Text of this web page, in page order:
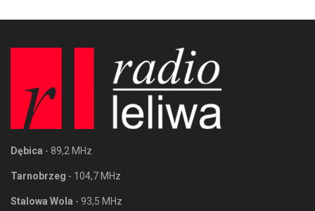
Dębica - 89,2 MHz
Tarnobrzeg - 104,7 MHz
Stalowa Wola - 93,5 MHz